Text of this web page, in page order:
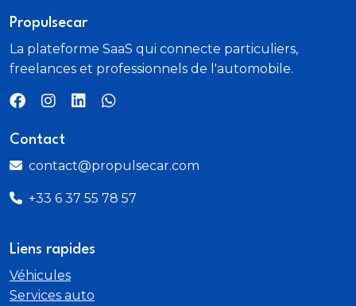
marquage couleur caisse
Ceinture de sécurité AR centrale 3 points
avec détection de non bouclage
Ceintures de sécurité AR latérales avec enrouleurs
pyrotechniques
et détection de non bouclage
Chargeur embarqué 7
Propulsecar
La plateforme SaaS qui connecte particuliers,
freelances et professionnels de l'automobile.
Contact
contact@propulsecar.com
+33 6 37 55 78 57
Liens rapides
Véhicules
Services auto